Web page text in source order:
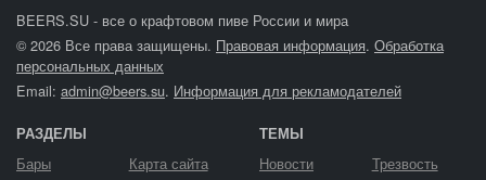
BEERS.SU - все о крафтовом пиве России и мира
© 2026 Все права защищены. Правовая информация. Обработка
персональных данных
Email: admin@beers.su. Информация для рекламодателей
РАЗДЕЛЫ
Бары
Карта сайта
ТЕМЫ
Новости
Трезвость